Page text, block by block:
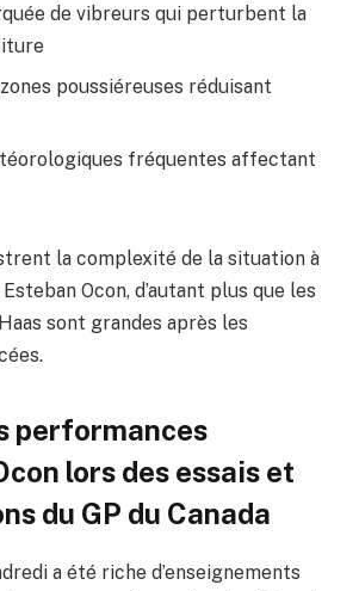
de vibreurs qui perturbent la
poussiéreuses réduisant
fréquentes affectant
la complexité de la situation à
Ocon, d’autant plus que les
sont grandes après les
performances
lors des essais et
du GP du Canada
a été riche d’enseignements